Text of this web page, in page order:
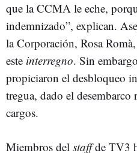
que la CCMA le eche,
indemnizado”, explican.
la Corporación, Rosa
este interregno. Sin
propiciaron el desbloqueo
tregua, dado el desembarco
cargos.
Miembros del staffde TV3